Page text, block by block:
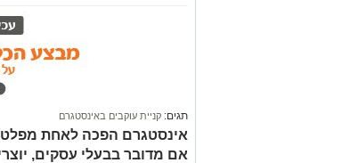
תגים: קניית עוקבים באינסטגרם
אינסטגרם הפכה לאחת
אם מדובר בבעלי עסקים,